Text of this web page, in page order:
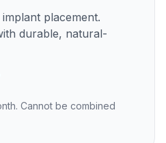
placement.
durable, natural-
Cannot be combined